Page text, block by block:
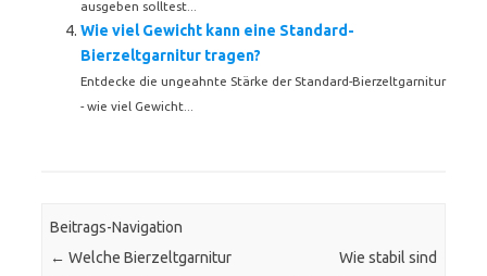
ausgeben solltest...
Wie viel Gewicht kann eine Standard-
Bierzeltgarnitur tragen?
Entdecke die ungeahnte Stärke der Standard-Bierzeltgarnitur
- wie viel Gewicht...
Beitrags-Navigation
← Welche Bierzeltgarnitur
Wie stabil sind